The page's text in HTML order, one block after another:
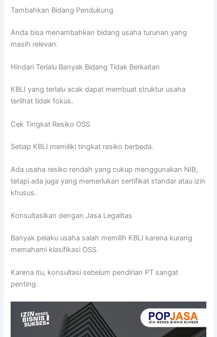
Tambahkan Bidang Pendukung
Anda bisa menambahkan bidang usaha turunan yang
masih relevan.
Hindari Terlalu Banyak Bidang Tidak Berkaitan
KBLI yang terlalu acak dapat membuat struktur usaha
terlihat tidak fokus.
Cek Tingkat Resiko OSS
Setiap KBLI memiliki tingkat resiko berbeda.
Ada usaha resiko rendah yang cukup menggunakan NIB,
tetapi ada juga yang memerlukan sertifikat standar atau izin
khusus.
Konsultasikan dengan Jasa Legalitas
Banyak pelaku usaha salah memilih KBLI karena kurang
memahami klasifikasi OSS.
Karena itu, konsultasi sebelum pendirian PT sangat
penting.